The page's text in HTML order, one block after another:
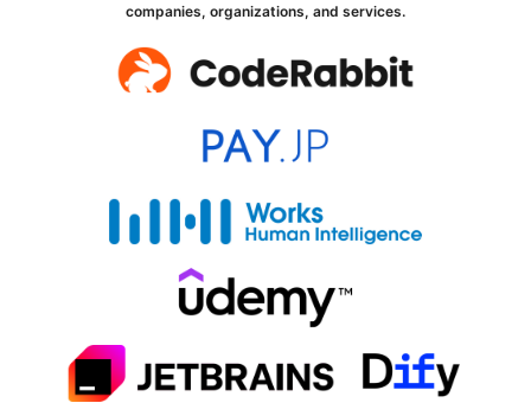
companies, organizations, and services.